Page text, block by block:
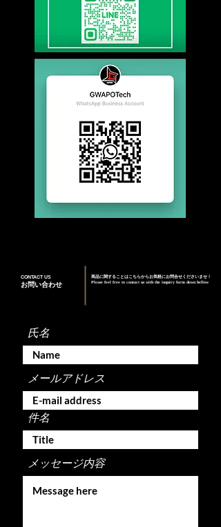
お問い合わせ
CONTACT US
商品に関することはこちらからお気軽にお問合せくださいませ！
Please feel free to contact us with the inquiry form down bellow
氏名
メールアドレス
件名
メッセージ内容